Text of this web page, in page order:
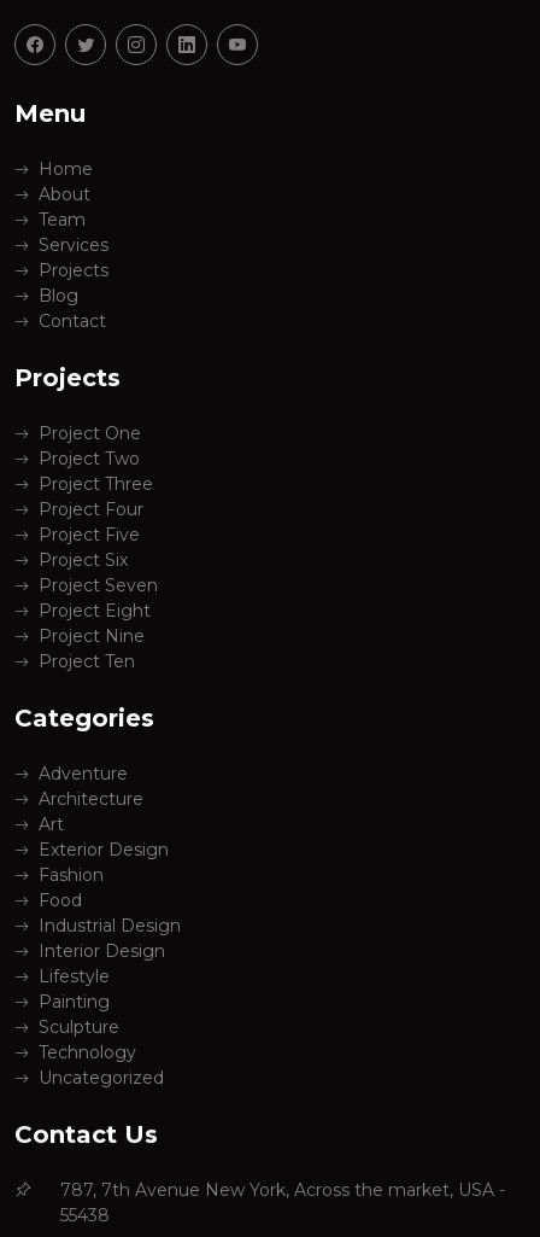
Menu
Home
About
Team
Services
Projects
Blog
Contact
Projects
Project One
Project Two
Project Three
Project Four
Project Five
Project Six
Project Seven
Project Eight
Project Nine
Project Ten
Categories
Adventure
Architecture
Art
Exterior Design
Fashion
Food
Industrial Design
Interior Design
Lifestyle
Painting
Sculpture
Technology
Uncategorized
Contact Us
787, 7th Avenue New York, Across the market, USA -
55438